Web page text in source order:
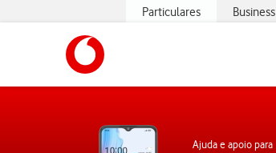
Particulares Business
Ajuda e apoio para